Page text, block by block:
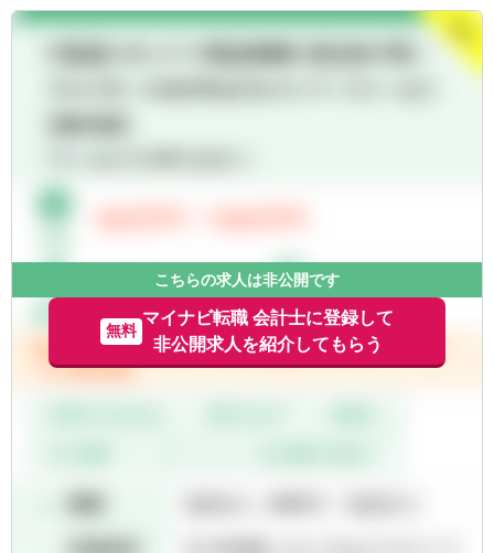
ご希望確認のうえ、一定期間「財務企画部主
計室」にて銀行決算実務を経験したうえで、
プロジェクト参入とすることも検討可能です
■IFRS適用検討プロジェクトの即戦力として
入社して頂くことが前提だが、プロジェクト
終了後は本件後プロセスによる決算及び財務
務領域（国内外）で活躍
こちらの求人は非公開です
無料
マイナビ転職 会計士に登録して
非公開求人を紹介してもらう